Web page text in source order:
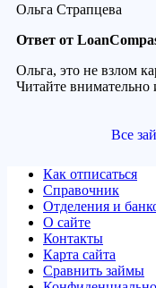
Ольга Страпцева
Ответ от
Ольга, это не взлом
Читайте
Все
Как отписаться
Справочник
Отделения и
О сайте
Контакты
Карта сайта
Сравнить займы